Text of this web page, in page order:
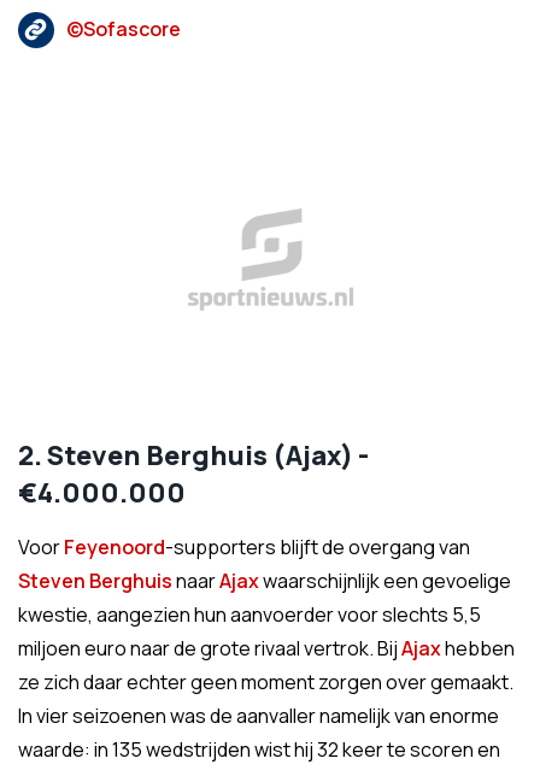
©Sofascore
2. Steven Berghuis (Ajax) -
€4.000.000
VoorFeyenoord-supporters blijft de overgang van
Steven BerghuisnaarAjaxwaarschijnlijk een gevoelige
kwestie, aangezien hun aanvoerder voor slechts 5,5
miljoen euro naar de grote rivaal vertrok. BijAjaxhebben
ze zich daar echter geen moment zorgen over gemaakt.
In vier seizoenen was de aanvaller namelijk van enorme
waarde: in 135 wedstrijden wist hij 32 keer te scoren en